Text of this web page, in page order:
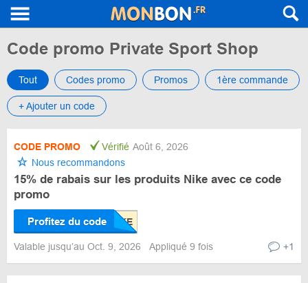
Code promo Private Sport Shop
Tout Codes promo Promos 1ère commande
+ Ajouter un code
CODE PROMO Vérifié Août 6, 2026
Nous recommandons
15% de rabais sur les produits Nike avec ce code
promo
Profitez du code
Valable jusqu’au Oct. 9, 2026 Appliqué 9 fois +1